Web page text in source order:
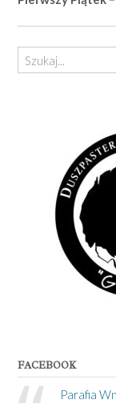
FACEBOOK
Parafia